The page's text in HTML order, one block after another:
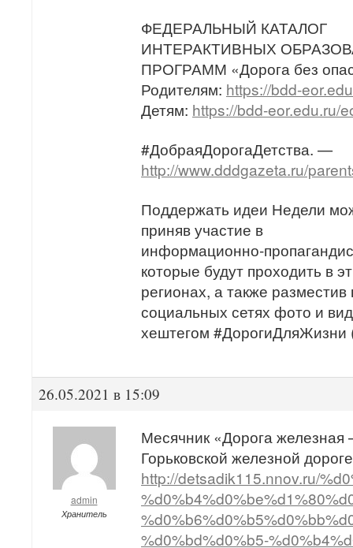
ФЕДЕРАЛЬНЫЙ КАТАЛОГ
ИНТЕРАКТИВНЫХ
ПРОГРАММ «Дорога без
Родителям: https://bdd-
Детям: https://bdd-eor.edu.ru/
#ДобраяДорогаДетства. —
http://www.dddgazeta.ru/
Поддержать идеи Недели
приняв участие в
информационно-
которые будут проходить в
регионах, а также
социальных сетях фото и
хештегом #ДорогиДляЖизни
26.05.2021 в 15:09
admin
Хранитель
Месячник «Дорога железная
Горьковской железной
http://detsadik115.nnov.ru/
%d0%bd%d0%b5-